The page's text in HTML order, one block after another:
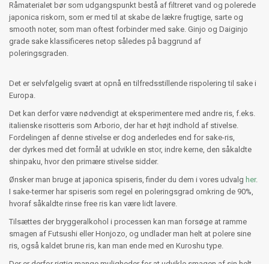
Råmaterialet bør som udgangspunkt bestå af filtreret vand og polerede
japonica riskorn, som er med til at skabe de lækre frugtige, sarte og
smooth noter, som man oftest forbinder med sake. Ginjo og Daiginjo
grade sake klassificeres netop således på baggrund af
poleringsgraden.
Det er selvfølgelig svært at opnå en tilfredsstillende rispolering til sake i
Europa.
Det kan derfor være nødvendigt at eksperimentere med andre ris, f.eks.
italienske risotteris som Arborio, der har et højt indhold af stivelse.
Fordelingen af denne stivelse er dog anderledes end for sake-ris,
der dyrkes med det formål at udvikle en stor, indre kerne, den såkaldte
shinpaku, hvor den primære stivelse sidder.
Ønsker man bruge at japonica spiseris, finder du dem i vores udvalg her.
I sake-termer har spiseris som regel en poleringsgrad omkring de 90%,
hvoraf såkaldte rinse free ris kan være lidt lavere.
Tilsættes der bryggeralkohol i processen kan man forsøge at ramme
smagen af Futsushi eller Honjozo, og undlader man helt at polere sine
ris, også kaldet brune ris, kan man ende med en Kuroshu type.